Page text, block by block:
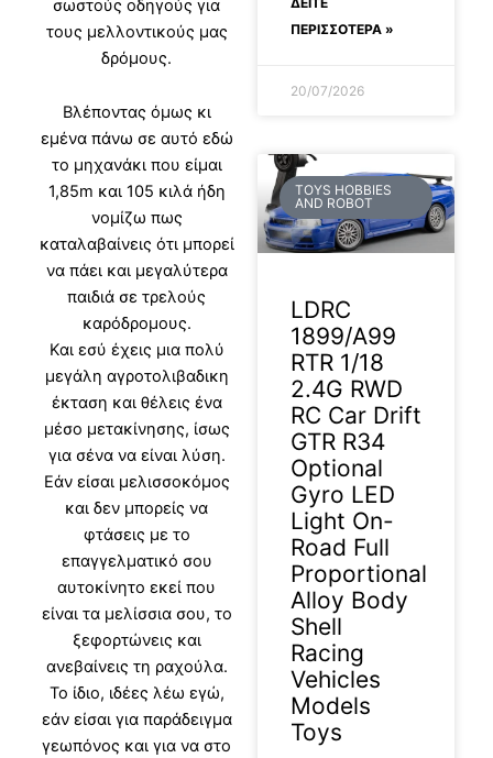
σωστούς οδηγούς για
τους μελλοντικούς μας
δρόμους.
Bλέποντας όμως κι
εμένα πάνω σε αυτό εδώ
το μηχανάκι που είμαι
1,85m και 105 κιλά ήδη
νομίζω πως
καταλαβαίνεις ότι μπορεί
να πάει και μεγαλύτερα
παιδιά σε τρελούς
καρόδρομους.
Και εσύ έχεις μια πολύ
μεγάλη αγροτολιβαδικη
έκταση και θέλεις ένα
μέσο μετακίνησης, ίσως
για σένα να είναι λύση.
Εάν είσαι μελισσοκόμος
και δεν μπορείς να
φτάσεις με το
επαγγελματικό σου
αυτοκίνητο εκεί που
είναι τα μελίσσια σου, το
ξεφορτώνεις και
ανεβαίνεις τη ραχούλα.
Το ίδιο, ιδέες λέω εγώ,
εάν είσαι για παράδειγμα
γεωπόνος και για να στο
ΠΕΡΙΣΣΟΤΕΡΑ »
20/07/2026
TOYS HOBBIES
AND ROBOT
LDRC
1899/A99
RTR 1/18
2.4G RWD
RC Car Drift
GTR R34
Optional
Gyro LED
Light On-
Road Full
Proportional
Alloy Body
Shell
Racing
Vehicles
Models
Toys